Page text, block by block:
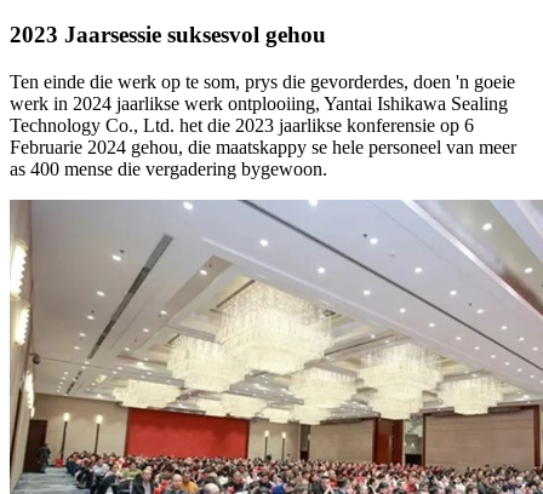
2023 Jaarsessie suksesvol gehou
Ten einde die werk op te som, prys die gevorderdes, doen 'n goeie
werk in 2024 jaarlikse werk ontplooiing, Yantai Ishikawa Sealing
Technology Co., Ltd. het die 2023 jaarlikse konferensie op 6
Februarie 2024 gehou, die maatskappy se hele personeel van meer
as 400 mense die vergadering bygewoon.